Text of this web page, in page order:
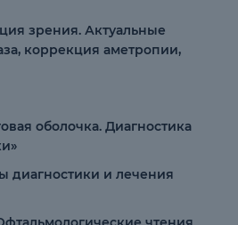
зрения. Актуальные
коррекция аметропии,
оболочка. Диагностика
диагностики и лечения